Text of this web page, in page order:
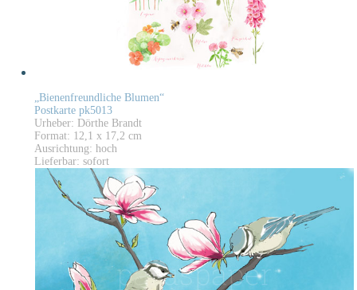
„Bienenfreundliche Blumen“
Postkarte pk5013
Urheber: Dörthe Brandt
Format: 12,1 x 17,2 cm
Ausrichtung: hoch
Lieferbar: sofort